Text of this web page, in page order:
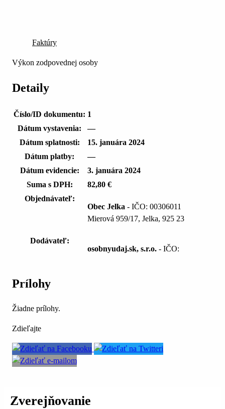
Faktúry
Výkon zodpovednej osoby
Detaily
Číslo/ID dokumentu: 1
Dátum vystavenia:
—
Dátum splatnosti:
15. januára 2024
Dátum platby:
—
Dátum evidencie:
3. januára 2024
Suma s DPH:
82,80 €
Objednávateľ:
Obec Jelka - IČO: 00306011
Mierová 959/17, Jelka, 925 23
Dodávateľ:
osobnyudaj.sk, s.r.o. - IČO:
Prílohy
Žiadne prílohy.
Zdieľajte
Zverejňovanie